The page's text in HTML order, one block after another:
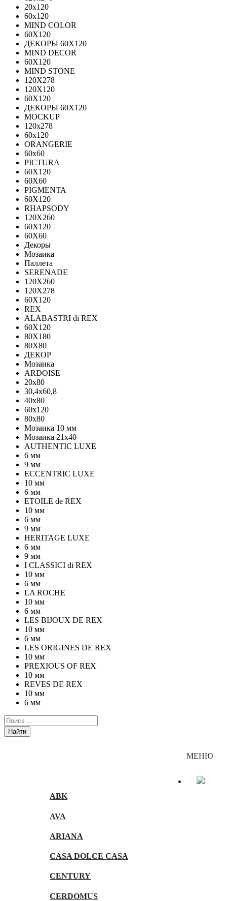
20х120
60х120
MIND COLOR
60Х120
ДЕКОРЫ 60Х120
MIND DECOR
60Х120
MIND STONE
120X278
120Х120
60Х120
ДЕКОРЫ 60Х120
MOCKUP
120х278
60х120
ORANGERIE
60х60
PICTURA
60X120
60X60
PIGMENTA
60X120
RHAPSODY
120X260
60X120
60X60
Декоры
Мозаика
Паллета
SERENADE
120X260
120Х278
60X120
REX
ALABASTRI di REX
60X120
80X180
80X80
ДЕКОР
Мозаика
ARDOISE
20х80
30,4х60,8
40х80
60х120
80х80
Мозаика 10 мм
Мозаика 21х40
AUTHENTIC LUXE
6 мм
9 мм
ECCENTRIC LUXE
10 мм
6 мм
ETOILE de REX
10 мм
6 мм
9 мм
HERITAGE LUXE
6 мм
9 мм
I CLASSICI di REX
10 мм
6 мм
LA ROCHE
10 мм
6 мм
LES BIJOUX DE REX
10 мм
6 мм
LES ORIGINES DE REX
10 мм
PREXIOUS OF REX
10 мм
REVES DE REX
10 мм
6 мм
Найти
ABK
AVA
ARIANA
CASA DOLCE CASA
CENTURY
CERDOMUS
МЕНЮ